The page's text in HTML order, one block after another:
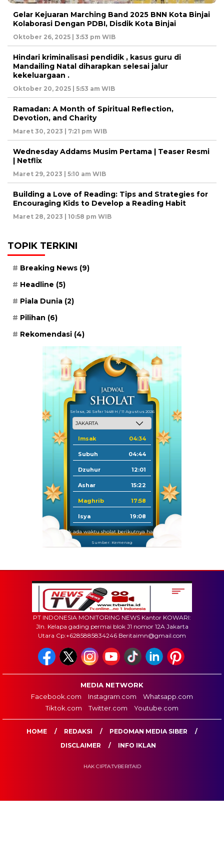
Gelar Kejuaran Marching Band 2025 BNN Kota Binjai
Kolaborasi Dengan PDBI, Disdik Kota Binjai
Oktober 26, 2025 | 3:53 pm WIB
Hindari kriminalisasi pendidik , kasus guru di
Mandailing Natal diharapkan selesai jalur
kekeluargaan .
Oktober 20, 2025 | 5:53 am WIB
Ramadan: A Month of Spiritual Reflection,
Devotion, and Charity
Maret 30, 2023 | 7:21 pm WIB
Wednesday Addams Musim Pertama | Teaser Resmi
| Netflix
Maret 29, 2023 | 5:10 am WIB
Building a Love of Reading: Tips and Strategies for
Encouraging Kids to Develop a Reading Habit
Maret 28, 2023 | 10:58 pm WIB
TOPIK TERKINI
Breaking News (9)
Headline (5)
Piala Dunia (2)
Pilihan (6)
Rekomendasi (4)
Selasa, 26 Safar 1448 H / 11 Agustus 2026
Imsak 04:34
Subuh 04:44
Dzuhur 12:01
Ashar 15:22
Maghrib 17:58
Isya 19:08
Tidak ada waktu sholat berikutnya hari ini.
Sumber: Kemenag
PT INDONESIA MONITORING NEWS Kantor KOWARI:
Jln. Kelapa gading permai blok J1 nomor 12A Jakarta
Utara Cp:+6285885834246 Beritaimn@gmail.com
MEDIA NETWORK
Facebook.com
Instagram.com
Whatsapp.com
Tiktok.com
Twitter.com Youtube.com
HOME REDAKSI
PEDOMAN MEDIA SIBER
DISCLAIMER
INFO IKLAN
HAK CIPTA:TVBERITAID